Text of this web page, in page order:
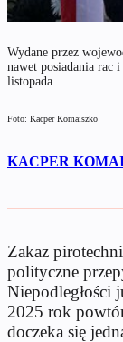
Wydane przez
nawet posiadania rac
listopada
Foto: Kacper Komaiszko
KACPER
Zakaz
polityczne
Niepodległości
2025 rok
doczeka się